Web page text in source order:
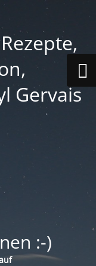
Gervais
:-)